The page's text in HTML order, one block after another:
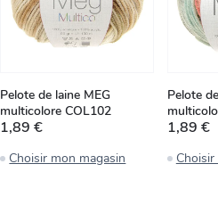
Pelote de laine MEG
multicolore COL102
1,89 €
Choisir mon magasin
Pelote
1,89 €